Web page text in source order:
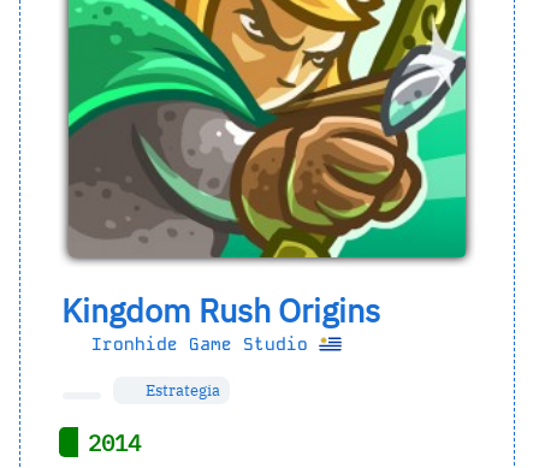
Kingdom Rush Origins
Ironhide Game Studio
Estrategia
2014